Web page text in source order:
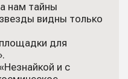
нам тайны
видны только
для
и с